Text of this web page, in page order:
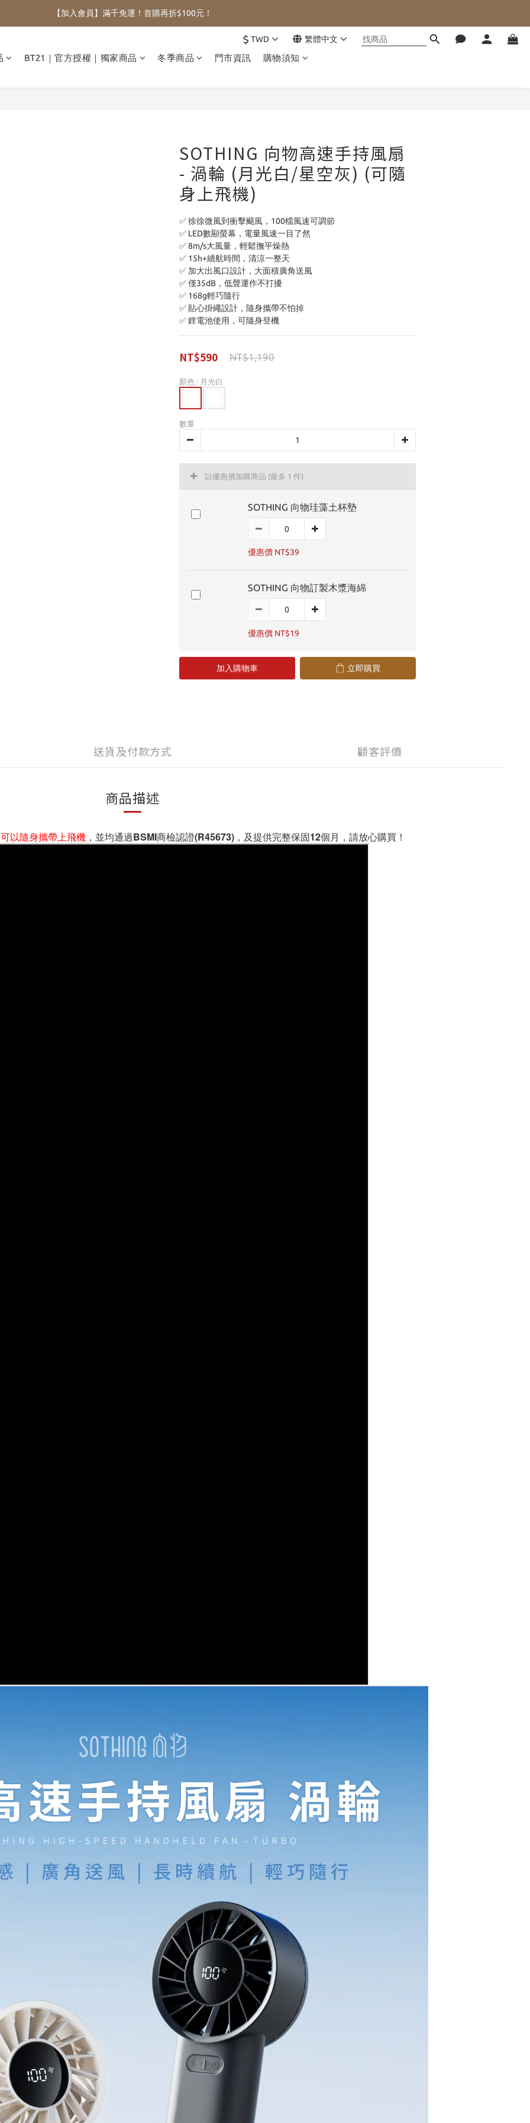
【加入會員】滿千免運！首購再折$100元！
$ TWD 繁體中文
BT21｜官方授權｜獨家商品 冬季商品 門市資訊 購物須知
SOTHING 向物高速手持風扇
- 渦輪 (月光白/星空灰) (可隨
身上飛機)
✅ 徐徐微風到衝擊颶風，100檔風速可調節
✅ LED數顯螢幕，電量風速一目了然
✅ 8m/s大風量，輕鬆撫平燥熱
✅ 15h+續航時間，清涼一整天
✅ 加大出風口設計，大面積廣角送風
✅ 僅35dB，低聲運作不打擾
✅ 168g輕巧隨行
✅ 貼心掛繩設計，隨身攜帶不怕掉
✅ 鋰電池使用，可隨身登機
NT$1,190
NT$590
顏色 : 月光白
數量
以優惠價加購商品 (最多 1 件)
SOTHING 向物珪藻土杯墊
優惠價 NT$39
SOTHING 向物訂製木漿海綿
優惠價 NT$19
加入購物車 立即購買
送貨及付款方式 顧客評價
商品描述
可以隨身攜帶上飛機 ， 並均通過BSMI商檢認證(R45673)，及提供完整保固12個月，請放心購買！